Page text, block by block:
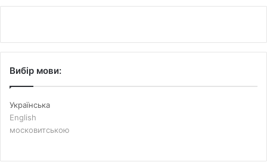
Вибір мови:
Українська
English
московитською